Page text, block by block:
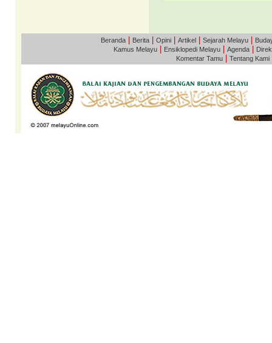
Beranda Berita Opini Artikel Sejarah Melayu
Kamus Melayu
Ensiklopedi Melayu Agenda
Komentar Tamu
Tentang Kami